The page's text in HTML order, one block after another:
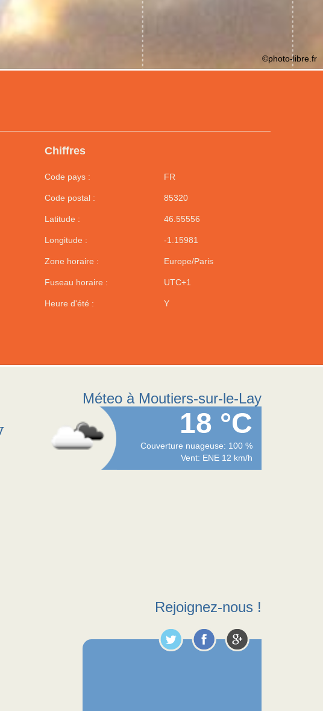
Chiffres
Code pays : FR
Code postal : 85320
Latitude : 46.55556
Longitude : -1.15981
Zone horaire : Europe/Paris
Fuseau horaire : UTC+1
Heure d'été : Y
©photo-libre.fr
Méteo à Moutiers-sur-le-Lay
18 °C
Couverture nuageuse: 100 %
Vent: ENE 12 km/h
Rejoignez-nous !